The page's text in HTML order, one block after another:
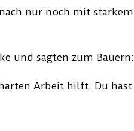
nur noch mit starkem
und sagten zum Bauern:
Arbeit hilft. Du hast